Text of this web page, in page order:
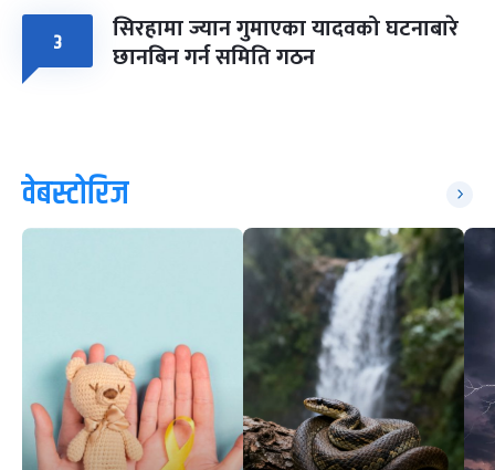
३ सिरहामा ज्यान गुमाएका यादवको घटनाबारे
छानबिन गर्न समिति गठन
वेबस्टोरिज